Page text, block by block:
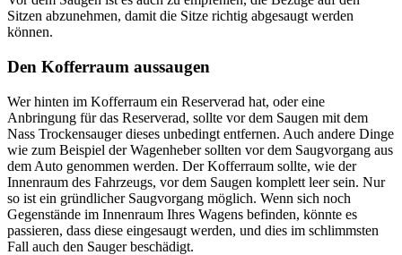
Sitzen abzunehmen, damit die Sitze richtig abgesaugt werden
können.
Den Kofferraum aussaugen
Wer hinten im Kofferraum ein Reserverad hat, oder eine
Anbringung für das Reserverad, sollte vor dem Saugen mit dem
Nass Trockensauger dieses unbedingt entfernen. Auch andere Dinge
wie zum Beispiel der Wagenheber sollten vor dem Saugvorgang aus
dem Auto genommen werden. Der Kofferraum sollte, wie der
Innenraum des Fahrzeugs, vor dem Saugen komplett leer sein. Nur
so ist ein gründlicher Saugvorgang möglich. Wenn sich noch
Gegenstände im Innenraum Ihres Wagens befinden, könnte es
passieren, dass diese eingesaugt werden, und dies im schlimmsten
Fall auch den Sauger beschädigt.